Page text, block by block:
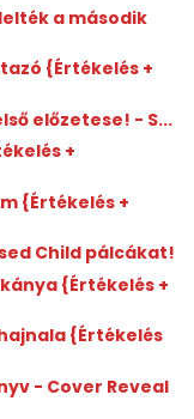
a második
{Értékelés +
előzetese! - S...
+
{Értékelés +
Child pálcákat!
{Értékelés +
{Értékelés
- Cover Reveal